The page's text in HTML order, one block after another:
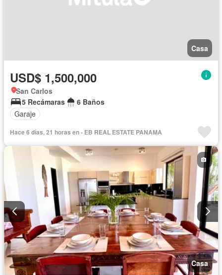
Casa
USD$ 1,500,000
San Carlos
5 Recámaras
6 Baños
Garaje
Hace 6 días, 21 horas en - EB REAL ESTATE PANAMA
Casa